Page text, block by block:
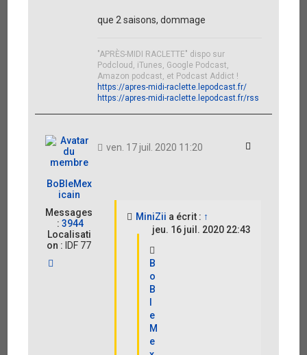
que 2 saisons, dommage
"APRÈS-MIDI RACLETTE" dispo sur
Podcloud, iTunes, Google Podcast,
Amazon podcast, et Podcast Addict !
https://apres-midi-raclette.lepodcast.fr/
https://apres-midi-raclette.lepodcast.fr/rss
BoBleMex
icain
Messages
: 3944
Localisati
on : IDF 77
ven. 17 juil. 2020 11:20
MiniZii a écrit : ↑
jeu. 16 juil. 2020 22:43
B
o
B
e
M
e